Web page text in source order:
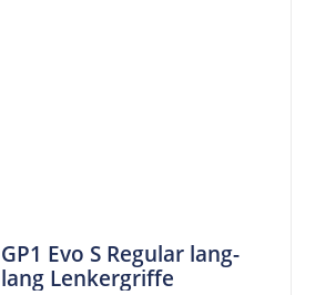
Evo S Regular lang-
lang Lenkergriffe